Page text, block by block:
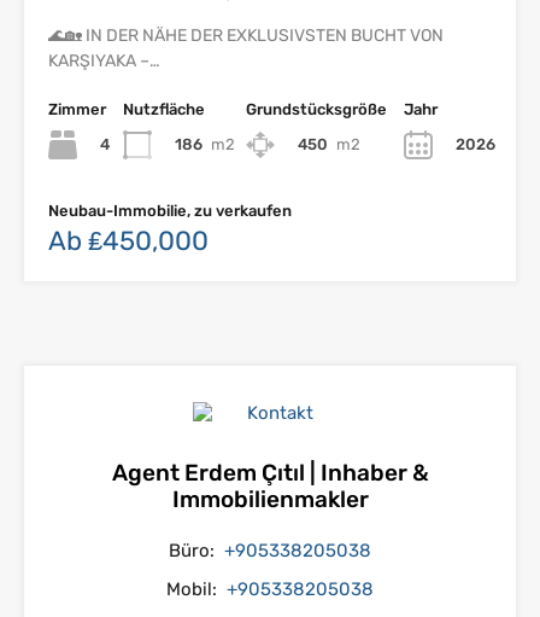
🌊🏡 IN DER NÄHE DER EXKLUSIVSTEN BUCHT VON
KARŞIYAKA –…
Zimmer
4
Nutzfläche
186 m2
Grundstücksgröße
450 m2
Jahr
2026
Neubau-Immobilie, zu verkaufen
Ab ₤450,000
Agent Erdem Çıtıl | Inhaber &
Immobilienmakler
Büro: +905338205038
Mobil: +905338205038